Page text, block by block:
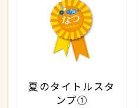
夏のタイトルスタ
ンプ①